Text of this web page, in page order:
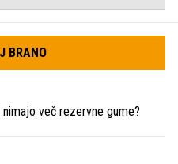
BRANO
več rezervne gume?